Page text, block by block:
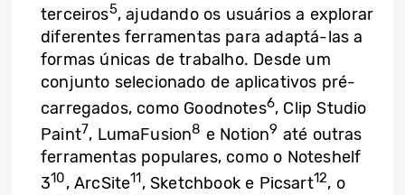
terceiros5, ajudando os usuários a explorar
diferentes ferramentas para adaptá-las a
formas únicas de trabalho. Desde um
conjunto selecionado de aplicativos pré-
carregados, como Goodnotes6, Clip Studio
Paint7, LumaFusion8 e Notion9 até outras
ferramentas populares, como o Noteshelf
310, ArcSite11 , Sketchbook e Picsart12, o